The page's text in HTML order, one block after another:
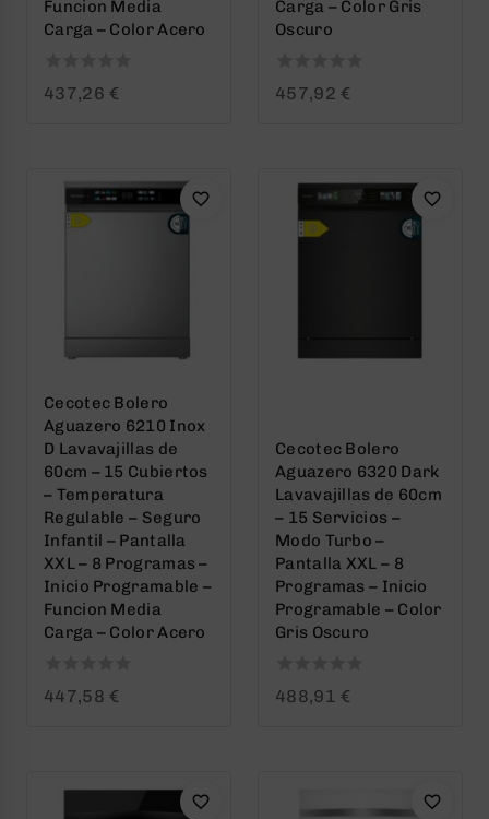
Funcion Media
Carga – Color Acero
0
437,26 €
Carga – Color Gris
Oscuro
0
457,92 €
Cecotec Bolero
Aguazero 6210 Inox
D Lavavajillas de
60cm – 15 Cubiertos
– Temperatura
Regulable – Seguro
Infantil – Pantalla
XXL – 8 Programas –
Inicio Programable –
Funcion Media
Carga – Color Acero
0
447,58 €
Cecotec Bolero
Aguazero 6320 Dark
Lavavajillas de 60cm
– 15 Servicios –
Modo Turbo –
Pantalla XXL – 8
Programas – Inicio
Programable – Color
Gris Oscuro
0
488,91 €